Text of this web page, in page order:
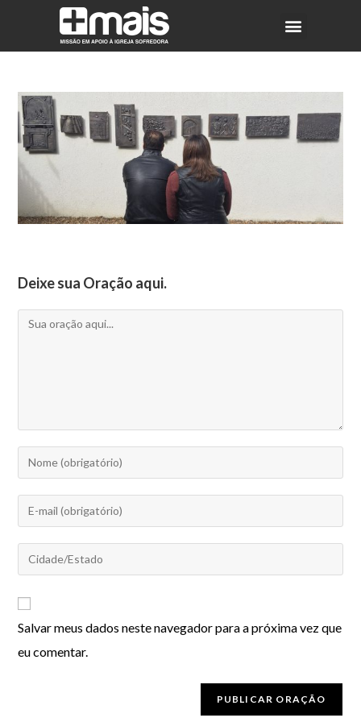
Deixe sua Oração aqui.
Salvar meus dados neste navegador para a próxima vez que
eu comentar.